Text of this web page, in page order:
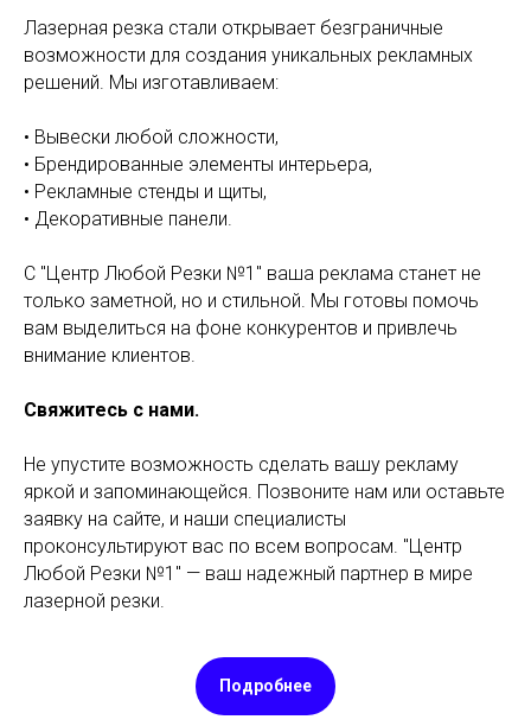
Лазерная резка стали открывает безграничные
возможности для создания уникальных рекламных
решений. Мы изготавливаем:
• Вывески любой сложности,
• Брендированные элементы интерьера,
• Рекламные стенды и щиты,
• Декоративные панели.
С "Центр Любой Резки №1" ваша реклама станет не
только заметной, но и стильной. Мы готовы помочь
вам выделиться на фоне конкурентов и привлечь
внимание клиентов.
Свяжитесь с нами.
Не упустите возможность сделать вашу рекламу
яркой и запоминающейся. Позвоните нам или оставьте
заявку на сайте, и наши специалисты
проконсультируют вас по всем вопросам. "Центр
Любой Резки №1" — ваш надежный партнер в мире
лазерной резки.
Подробнее